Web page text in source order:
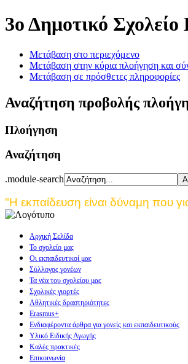
3ο Δημοτικό
Μετάβαση στο περιεχόμενο
Μετάβαση στην κύρια πλοήγηση και
Μετάβαση σε πρόσθετες πληροφορίες
Αναζήτηση προβολής
Πλοήγηση
Αναζήτηση
.module-search
"Η εκπαίδευση είναι δύναμη που
Αρχική Σελίδα
Το σχολείο μας
Οι εκπαιδευτικοί μας
Σύλλογος γονέων
Τα νέα του σχολείου μας
Σχολικές γιορτές
Αθλητικές δραστηριότητες
Erasmus+
Ενδιαφέροντα άρθρα για γονείς και εκπαιδευτικούς
Υλικό Ειδικής Αγωγής
Καλές πρακτικές
Επικοινωνία